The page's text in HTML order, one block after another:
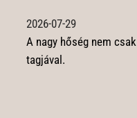
2026-07-29
A nagy hőség nem
tagjával.